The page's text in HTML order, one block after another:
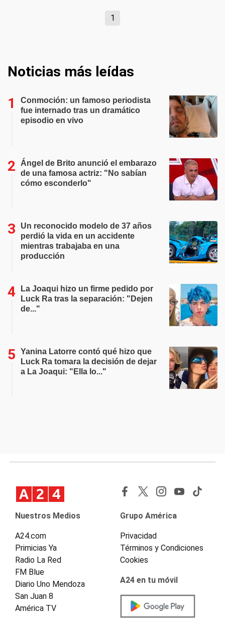
1
Noticias más leídas
Conmoción: un famoso periodista
fue internado tras un dramático
episodio en vivo
Ángel de Brito anunció el embarazo
de una famosa actriz: "No sabían
cómo esconderlo"
Un reconocido modelo de 37 años
perdió la vida en un accidente
mientras trabajaba en una
producción
La Joaqui hizo un firme pedido por
Luck Ra tras la separación: "Dejen
de..."
Yanina Latorre contó qué hizo que
Luck Ra tomara la decisión de dejar
a La Joaqui: "Ella lo..."
Nuestros Medios
A24.com
Primicias Ya
Radio La Red
FM Blue
Diario Uno Mendoza
San Juan 8
América TV
Grupo América
Privacidad
Términos y Condiciones
Cookies
A24 en tu móvil